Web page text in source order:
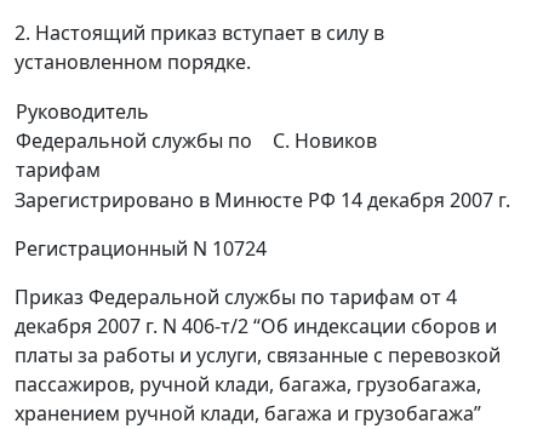
2. Настоящий приказ вступает в силу в
установленном порядке.
Руководитель
Федеральной службы по
тарифам
С. Новиков
Зарегистрировано в Минюсте РФ 14 декабря 2007 г.
Регистрационный N 10724
Приказ Федеральной службы по тарифам от 4
декабря 2007 г. N 406-т/2 “Об индексации сборов и
платы за работы и услуги, связанные с перевозкой
пассажиров, ручной клади, багажа, грузобагажа,
хранением ручной клади, багажа и грузобагажа”